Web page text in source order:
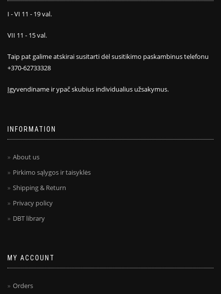
I - VI 11 - 19 val.
VII 11 - 15 val.
Taip pat galime atskirai susitarti dėl susitikimo paskambinus telefonu
+370-62733328
Įgyvendiname ir ypač skubius individualius užsakymus.
INFORMATION
About us
Pirkimo sąlygos ir taisyklės
Shipping & Return
Privacy policy
DBT library
MY ACCOUNT
Orders